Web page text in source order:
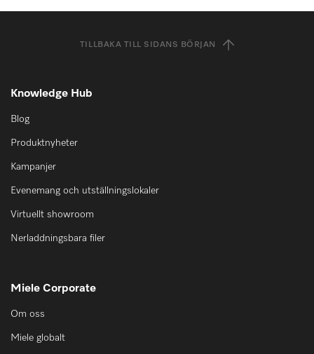
TILLBAKA TILL SIDANS BÖRJAN
Knowledge Hub
Blog
Produktnyheter
Kampanjer
Evenemang och utställningslokaler
Virtuellt showroom
Nerladdningsbara filer
Miele Corporate
Om oss
Miele globalt